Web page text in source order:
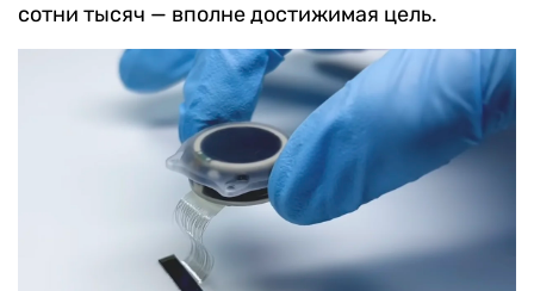
сотни тысяч — вполне достижимая цель.